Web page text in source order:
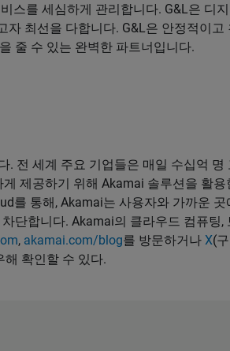
스를 세심하게 관리합니다. G&L은 디
최선을 다합니다. G&L은 안정적이고
줄 수 있는 완벽한 파트너입니다.
전 세계 주요 기업들은 매일 수십억 명
제공하기 위해 Akamai 솔루션을 활용
를 통해, Akamai는 사용자와 가까운 곳
단합니다. Akamai의 클라우드 컴퓨팅,
, akamai.com/blog를 방문하거나 X(
해 확인할 수 있다.